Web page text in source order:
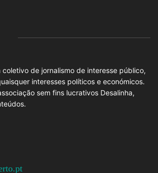
coletivo de jornalismo de interesse público,
interesses políticos e económicos.
sem fins lucrativos Desalinha,